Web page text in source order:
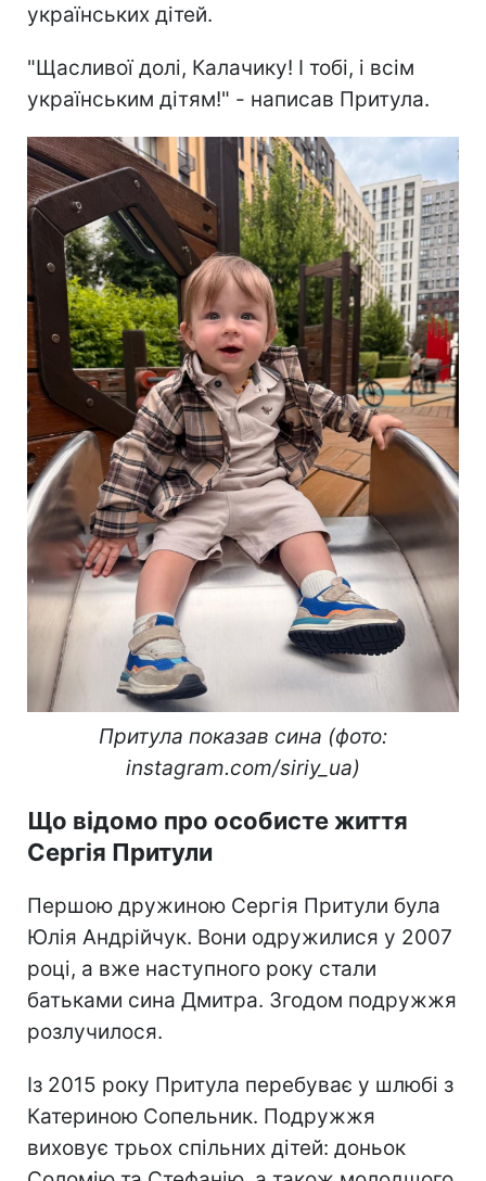
українських дітей.
"Щасливої долі, Калачику! І тобі, і всім
українським дітям!" - написав Притула.
Притула показав сина (фото:
instagram.com/siriy_ua)
Що відомо про особисте життя
Сергія Притули
Першою дружиною Сергія Притули була
Юлія Андрійчук. Вони одружилися у 2007
році, а вже наступного року стали
батьками сина Дмитра. Згодом подружжя
розлучилося.
Із 2015 року Притула перебуває у шлюбі з
Катериною Сопельник. Подружжя
виховує трьох спільних дітей: доньок